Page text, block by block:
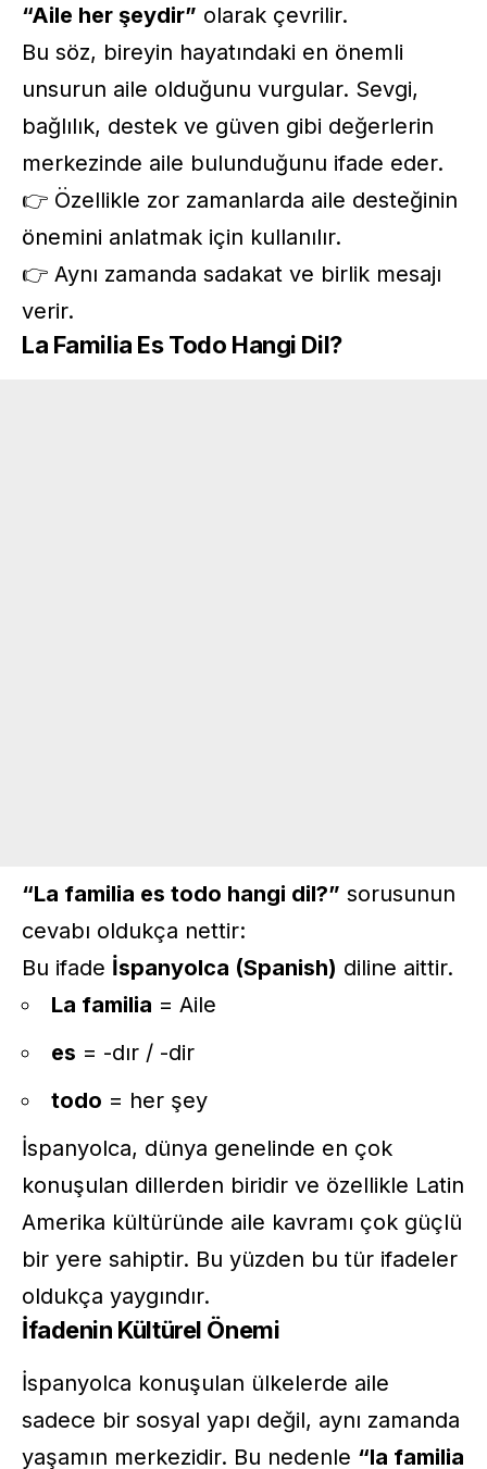
“Aile her şeydir” olarak çevrilir.
Bu söz, bireyin hayatındaki en önemli
unsurun aile olduğunu vurgular. Sevgi,
bağlılık, destek ve güven gibi değerlerin
merkezinde aile bulunduğunu ifade eder.
👉 Özellikle zor zamanlarda aile desteğinin
önemini anlatmak için kullanılır.
👉 Aynı zamanda sadakat ve birlik mesajı
verir.
La Familia Es Todo Hangi Dil?
“La familia es todo hangi dil?” sorusunun
cevabı oldukça nettir:
Bu ifade İspanyolca (Spanish) diline aittir.
La familia = Aile
es = -dır / -dir
todo = her şey
İspanyolca, dünya genelinde en çok
konuşulan dillerden biridir ve özellikle Latin
Amerika kültüründe aile kavramı çok güçlü
bir yere sahiptir. Bu yüzden bu tür ifadeler
oldukça yaygındır.
İfadenin Kültürel Önemi
İspanyolca konuşulan ülkelerde aile
sadece bir sosyal yapı değil, aynı zamanda
yaşamın merkezidir. Bu nedenle “la familia